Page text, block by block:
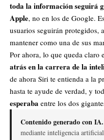
toda la información seguirá
Apple, no en los de Google.
usuarios seguirán protegidos,
mantener como una de sus
Por ahora, lo que queda claro
atrás en la carrera de la
de ahora Siri te entienda a la
hasta te ayude de verdad, y
esperaba entre los dos
Contenido generado con IA.
mediante inteligencia